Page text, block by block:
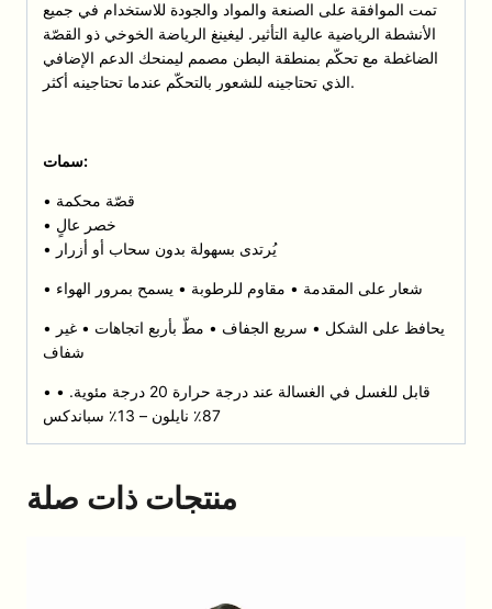
تمت الموافقة على الصنعة والمواد والجودة للاستخدام في جميع
الأنشطة الرياضية عالية التأثير. ليغينغ الرياضة الخوخي ذو القصّة
الضاغطة مع تحكّم بمنطقة البطن مصمم ليمنحك الدعم الإضافي
الذي تحتاجينه للشعور بالتحكّم عندما تحتاجينه أكثر.
سمات:
• قصّة محكمة
• خصر عالٍ
• يُرتدى بسهولة بدون سحاب أو أزرار
• شعار على المقدمة • مقاوم للرطوبة • يسمح بمرور الهواء
• يحافظ على الشكل • سريع الجفاف • مطّ بأربع اتجاهات • غير
شفاف
• قابل للغسل في الغسالة عند درجة حرارة 20 درجة مئوية. •
87٪ نايلون – 13٪ سباندكس
منتجات ذات صلة